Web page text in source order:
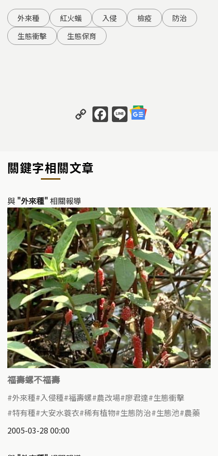
外來種 紅火蟻 入侵 檢疫
防治
生態衝擊
生態保育
C
o
y
Li
k
F
a
o
k
Li
n
關鍵字相關文章
與 "外來種" 相關報導
福壽螺不福壽
外來種 入侵種 福壽螺 農改場 廖君達 生態衝擊
特有種 大安水蓑衣 稀有植物 生態防治 生態池 農藥
2005-03-28 00:00